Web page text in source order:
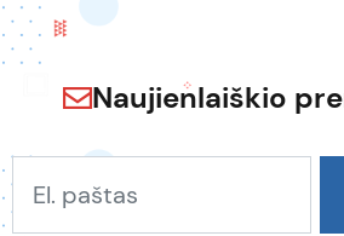
Naujienlaiškio